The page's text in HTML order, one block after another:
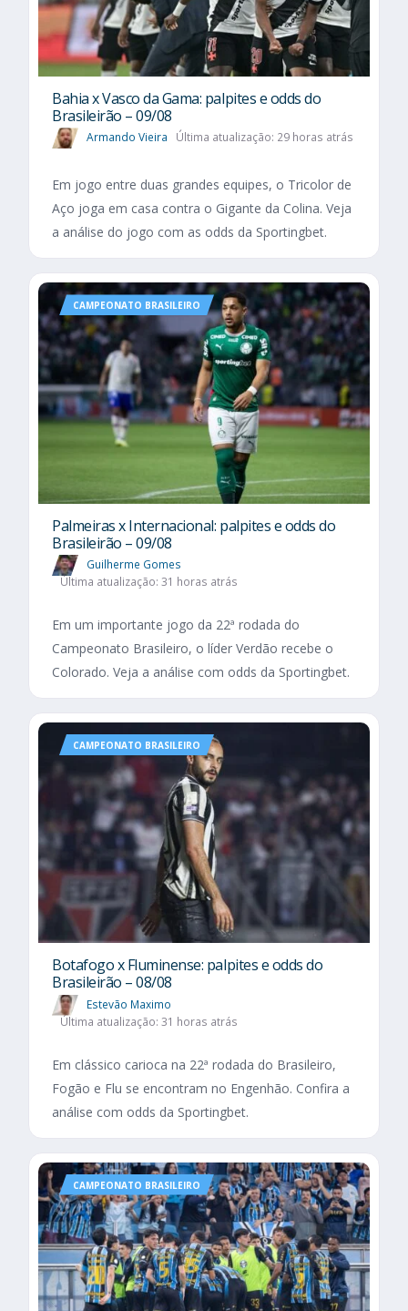
Bahia x Vasco da Gama: palpites e odds do
Brasileirão – 09/08
Armando Vieira Última atualização: 29 horas atrás
Em jogo entre duas grandes equipes, o Tricolor de
Aço joga em casa contra o Gigante da Colina. Veja
a análise do jogo com as odds da Sportingbet.
CAMPEONATO BRASILEIRO
Palmeiras x Internacional: palpites e odds do
Brasileirão – 09/08
Guilherme Gomes
Última atualização: 31 horas atrás
Em um importante jogo da 22ª rodada do
Campeonato Brasileiro, o líder Verdão recebe o
Colorado. Veja a análise com odds da Sportingbet.
CAMPEONATO BRASILEIRO
Botafogo x Fluminense: palpites e odds do
Brasileirão – 08/08
Estevão Maximo
Última atualização: 31 horas atrás
Em clássico carioca na 22ª rodada do Brasileiro,
Fogão e Flu se encontram no Engenhão. Confira a
análise com odds da Sportingbet.
CAMPEONATO BRASILEIRO